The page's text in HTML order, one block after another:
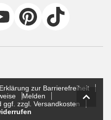
Erklärung zur Barrierefreiheit
Melden
ggf. zzgl. Versandkosten